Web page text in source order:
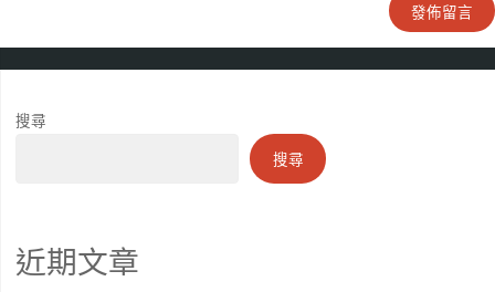
搜尋
搜尋
近期文章